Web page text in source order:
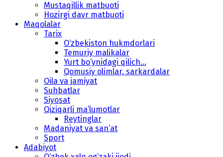
Mustaqillik matbuoti
Hozirgi davr matbuoti
Maqolalar
Tarix
O‘zbekiston hukmdorlari
Temuriy malikalar
Yurt bo‘ynidagi qilich...
Qomusiy olimlar, sarkardalar
Oila va jamiyat
Suhbatlar
Siyosat
Qiziqarli ma’lumotlar
Reytinglar
Madaniyat va san’at
Sport
Adabiyot